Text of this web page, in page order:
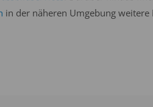
in der näheren Umgebung